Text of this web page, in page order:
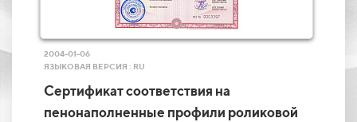
2004-01-06
ЯЗЫКОВАЯ ВЕРСИЯ : RU
Сертификат соответствия на
пенонаполненные профили роликовой